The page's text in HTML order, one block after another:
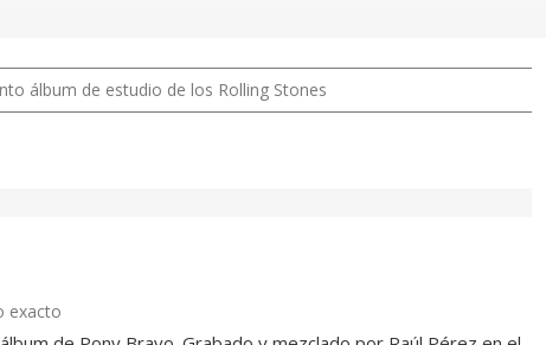
álbum de estudio de los Rolling Stones
exacto